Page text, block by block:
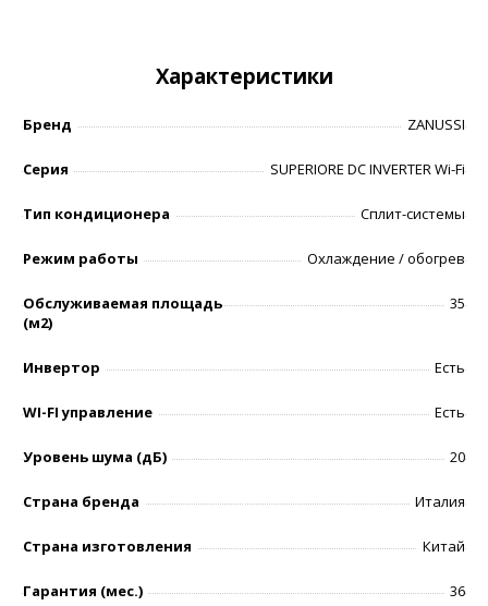
Характеристики
Бренд ZANUSSI
Серия SUPERIORE DC INVERTER Wi-Fi
Тип кондиционера Сплит-системы
Режим работы Охлаждение / обогрев
Обслуживаемая площадь
(м2)
35
Инвертор Есть
WI-FI управление Есть
Уровень шумa (дБ) 20
Страна бренда Италия
Страна изготовления Китай
Гарантия (мес.) 36